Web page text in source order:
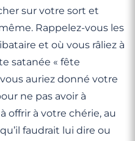
sur votre sort et
Rappelez-vous les
et où vous râliez à
satanée « fête
auriez donné votre
ne pas avoir à
offrir à votre chérie, au
faudrait lui dire ou